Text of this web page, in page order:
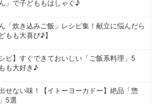
」で子どももはしゃぐ♪
「炊き込みご飯」レシピ集！献立に悩んだら
もも大喜び♪】
シピ】すぐできておいしい「ご飯系料理」5
も大好き♪
せない味！【イトーヨーカドー】絶品「惣
5選